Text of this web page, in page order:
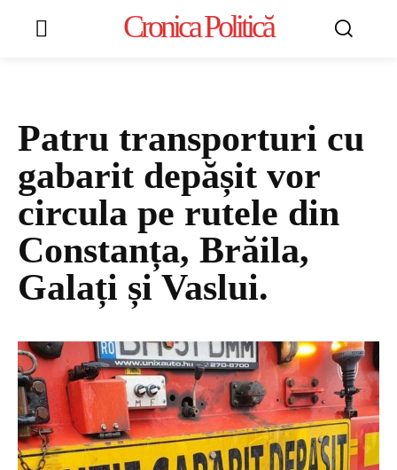
Cronica Politică
Patru transporturi cu
gabarit depășit vor
circula pe rutele din
Constanța, Brăila,
Galați și Vaslui.